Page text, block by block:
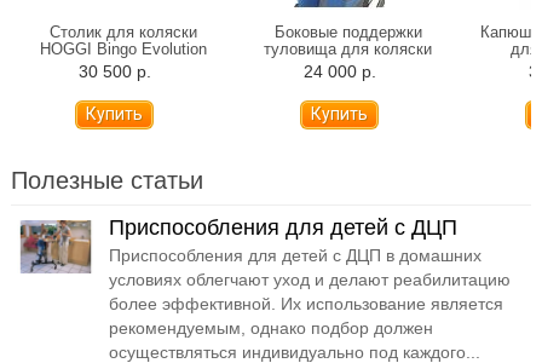
Столик для коляски
HOGGI Bingo Evolution
30 500 р.
Боковые поддержки
туловища для коляски
HOGGI Bingo Evolution
24 000 р.
для
Полезные статьи
Приспособления для детей с ДЦП
Приспособления для детей с ДЦП в домашних
условиях облегчают уход и делают реабилитацию
более эффективной. Их использование является
рекомендуемым, однако подбор должен
осуществляться индивидуально под каждого...